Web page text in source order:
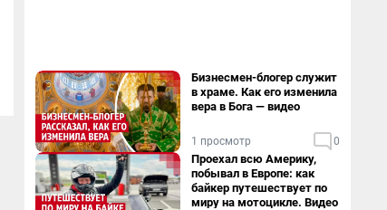
Бизнесмен-блогер служит
в храме. Как его изменила
вера в Бога — видео
1 просмотр 0
Проехал всю Америку,
побывал в Европе: как
байкер путешествует по
миру на мотоцикле. Видео